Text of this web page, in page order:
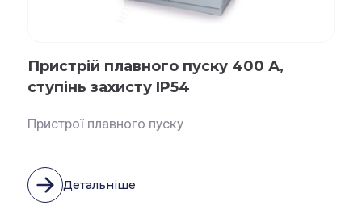
Пристрій плавного пуску 400 А,
ступінь захисту IP54
Пристрої плавного пуску
Детальніше